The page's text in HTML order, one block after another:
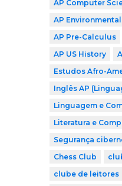
AP Computer
AP
AP Pre-Calculus
AP US History
Estudos Afro-
Inglês AP
Linguagem e
Literatura e
Segurança
Chess Club
clube de leitores